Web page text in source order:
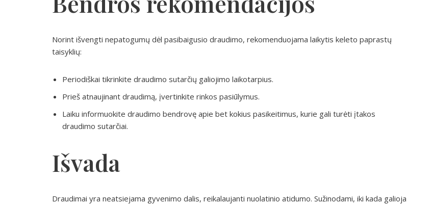
Norint išvengti nepatogumų dėl pasibaigusio draudimo, rekomenduojama laikytis keleto paprastų
taisyklių:
Periodiškai tikrinkite draudimo sutarčių galiojimo laikotarpius.
Prieš atnaujinant draudimą, įvertinkite rinkos pasiūlymus.
Laiku informuokite draudimo bendrovę apie bet kokius pasikeitimus, kurie gali turėti įtakos
draudimo sutarčiai.
Išvada
Draudimai yra neatsiejama gyvenimo dalis, reikalaujanti nuolatinio atidumo. Sužinodami, iki kada galioja